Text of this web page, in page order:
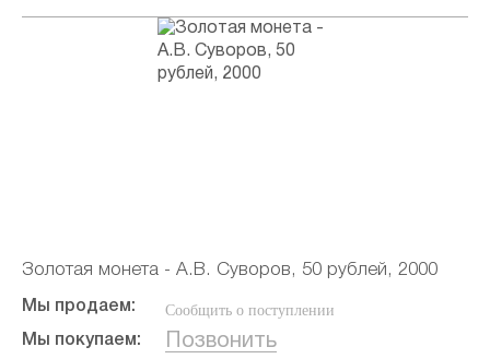
Золотая монета - А.В. Суворов, 50 рублей, 2000
Мы продаем: Сообщить о поступлении
Мы покупаем: Позвонить